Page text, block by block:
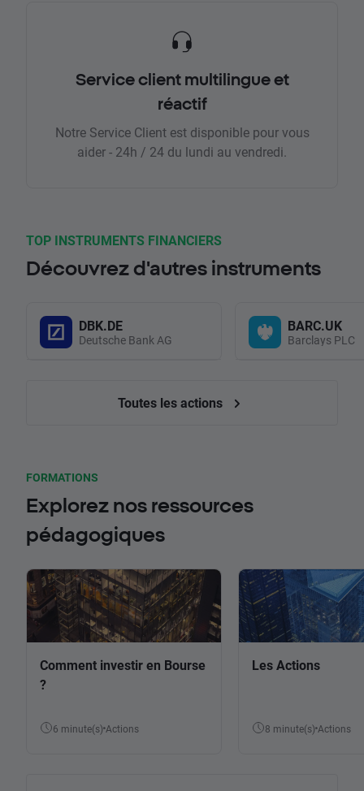
Service client multilingue et
réactif
Notre Service Client est disponible pour vous
aider - 24h / 24 du lundi au vendredi.
TOP INSTRUMENTS FINANCIERS
Découvrez d'autres instruments
DBK.DE
Deutsche Bank AG
BARC.UK
Barclays PLC
Toutes les actions
FORMATIONS
Explorez nos ressources
pédagogiques
Comment investir en Bourse
?
6 minute(s) Actions
Les Actions
8 minute(s) Actions